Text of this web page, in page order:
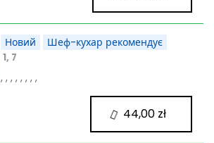
Новий Шеф-кухар рекомендує
1, 7
, , , , , , , ,